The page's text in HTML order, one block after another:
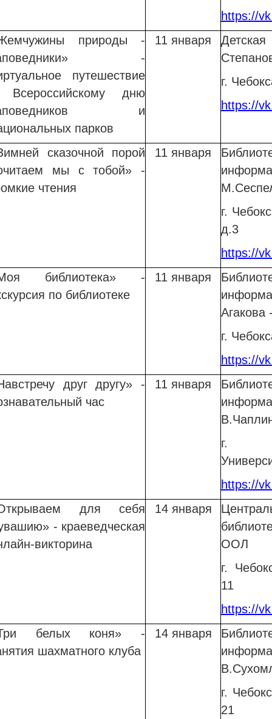
https://
природы -
-
путешествие
дню
и
парков
11 января
г.
https://
сказочной порой
мы с тобой» -
чтения
11 января
г.
д.3
https://
библиотека» -
по библиотеке
11 января
г.
https://
друг другу» -
час
11 января
г.
https://
для себя
- краеведческая
викторина
14 января
ООЛ
г.
11
https://
белых коня» -
шахматного клуба
14 января
г.
21